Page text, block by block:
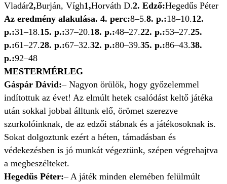
Vladár2,Burján, Vígh1,Horváth D.2. Edző:Hegedűs Péter
Az eredmény alakulása. 4. perc:8–5.8. p.:18–10.12.
p.:31–18.15. p.:37–20.18. p.:48–27.22. p.:53–27.25.
p.:61–27.28. p.:67–32.32. p.:80–39.35. p.:86–43.38.
p.:92–48
MESTERMÉRLEG
Gáspár Dávid:– Nagyon örülök, hogy győzelemmel
indítottuk az évet! Az elmúlt hetek csalódást keltő játéka
után sokkal jobbal álltunk elő, örömet szerezve
szurkolóinknak, de az edzői stábnak és a játékosoknak is.
Sokat dolgoztunk ezért a héten, támadásban és
védekezésben is jó munkát végeztünk, szépen végrehajtva
a megbeszélteket.
Hegedűs Péter:– A játék minden elemében felülmúlt